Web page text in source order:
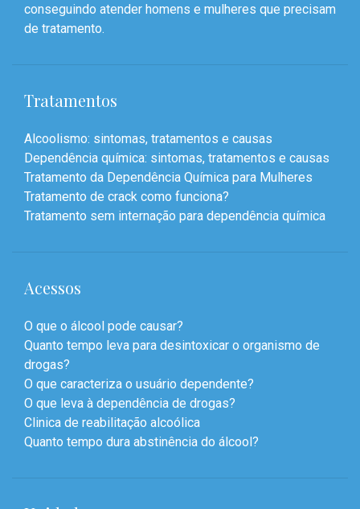
conseguindo atender homens e mulheres que precisam
de tratamento.
Tratamentos
Alcoolismo: sintomas, tratamentos e causas
Dependência química: sintomas, tratamentos e causas
Tratamento da Dependência Química para Mulheres
Tratamento de crack como funciona?
Tratamento sem internação para dependência química
Acessos
O que o álcool pode causar?
Quanto tempo leva para desintoxicar o organismo de
drogas?
O que caracteriza o usuário dependente?
O que leva à dependência de drogas?
Clinica de reabilitação alcoólica
Quanto tempo dura abstinência do álcool?